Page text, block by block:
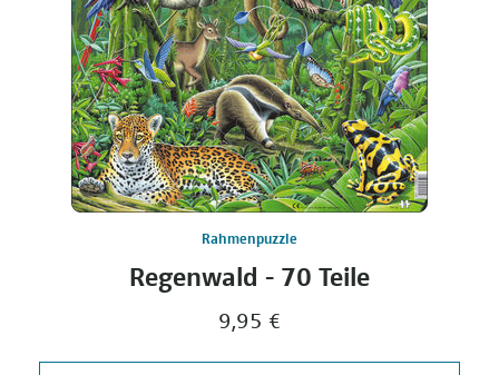
Rahmenpuzzle
Regenwald - 70 Teile
9,95 €